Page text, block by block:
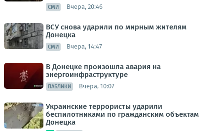
СМИ Вчера, 20:46
ВСУ снова ударили по мирным жителям
Донецка
СМИ Вчера, 14:47
В Донецке произошла авария на
энергоинфраструктуре
ПАБЛИКИ Вчера, 10:07
Украинские террористы ударили
беспилотниками по гражданским объектам
Донецка